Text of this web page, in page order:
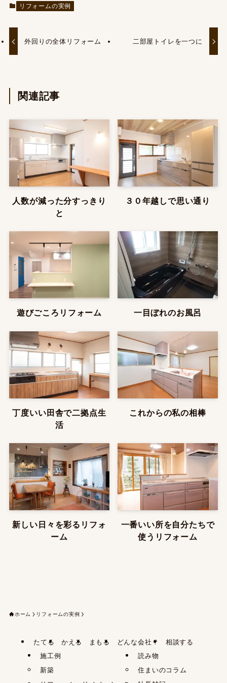
リフォームの実例
外回りの全体リフォーム 二部屋トイレを一つに
関連記事
人数が減った分すっきり
と
３０年越しで思い通り
遊びごころリフォーム 一目ぼれのお風呂
丁度いい田舎で二拠点生
活
これからの私の相棒
新しい日々を彩るリフォ
ーム
一番いい所を自分たちで
使うリフォーム
ホーム リフォームの実例
たてる かえる まもる どんな会社？
相談する
施工例
新築
読み物
住まいのコラム